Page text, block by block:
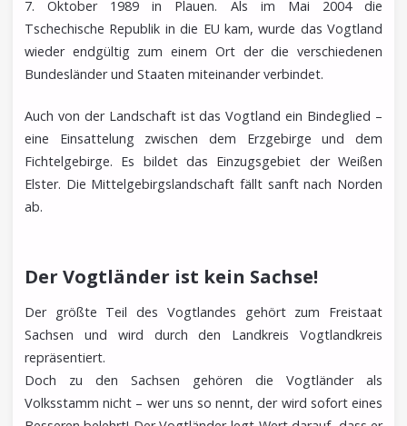
7. Oktober 1989 in Plauen. Als im Mai 2004 die
Tschechische Republik in die EU kam, wurde das Vogtland
wieder endgültig zum einem Ort der die verschiedenen
Bundesländer und Staaten miteinander verbindet.
Auch von der Landschaft ist das Vogtland ein Bindeglied –
eine Einsattelung zwischen dem Erzgebirge und dem
Fichtelgebirge. Es bildet das Einzugsgebiet der Weißen
Elster. Die Mittelgebirgslandschaft fällt sanft nach Norden
ab.
Der Vogtländer ist kein Sachse!
Der größte Teil des Vogtlandes gehört zum Freistaat
Sachsen und wird durch den Landkreis Vogtlandkreis
repräsentiert.
Doch zu den Sachsen gehören die Vogtländer als
Volksstamm nicht – wer uns so nennt, der wird sofort eines